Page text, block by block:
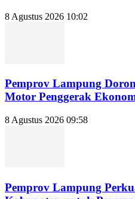
8 Agustus 2026 10:02
Pemprov Lampung
Motor Penggerak
8 Agustus 2026 09:58
Pemprov Lampung